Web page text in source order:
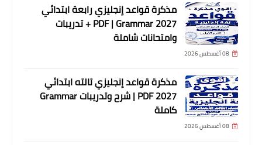
مذكرة قواعد إنجليزي رابعة ابتدائي
2027 PDF | Grammar + تدريبات
وامتحانات شاملة
08 أغسطس 2026
مذكرة قواعد إنجليزي تالته ابتدائي
2027 PDF | شرح وتدريبات Grammar
كاملة
08 أغسطس 2026